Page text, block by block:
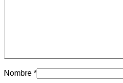
Nombre *